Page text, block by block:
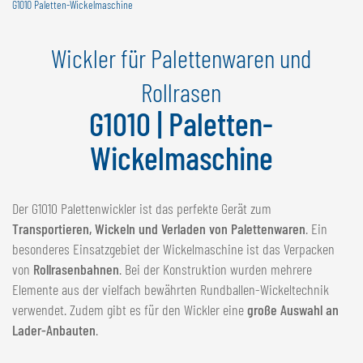
NEDERLANDS
DEUTSCH
GÖWEIL Schweiz
G1010 Paletten-Wickelmaschine
Wickler für Palettenwaren und
Rollrasen
G1010 | Paletten-
Wickelmaschine
Der G1010 Palettenwickler ist das perfekte Gerät zum
Transportieren, Wickeln und Verladen von Palettenwaren. Ein
besonderes Einsatzgebiet der Wickelmaschine ist das Verpacken
von Rollrasenbahnen. Bei der Konstruktion wurden mehrere
Elemente aus der vielfach bewährten Rundballen-Wickeltechnik
verwendet. Zudem gibt es für den Wickler einegroße Auswahl an
Lader-Anbauten.